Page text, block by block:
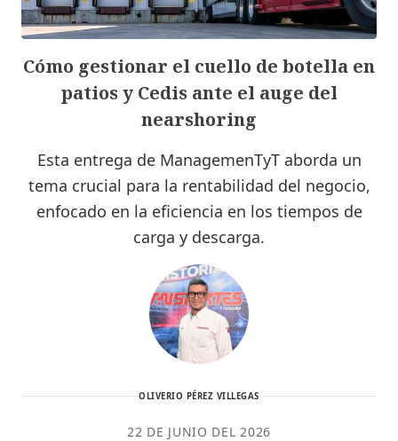
Cómo gestionar el cuello de botella en
patios y Cedis ante el auge del
nearshoring
Esta entrega de ManagemenTyT aborda un
tema crucial para la rentabilidad del negocio,
enfocado en la eficiencia en los tiempos de
carga y descarga.
OLIVERIO PÉREZ VILLEGAS
22 DE JUNIO DEL 2026